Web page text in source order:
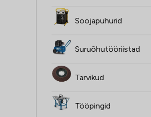
Soojapuhurid
Suruõhutööriistad
Tarvikud
Tööpingid